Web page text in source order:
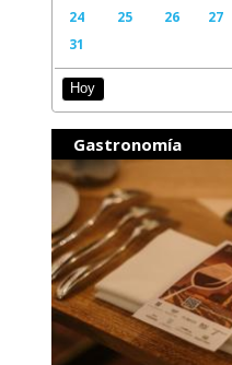
24
25 26 27
31
Hoy
Gastronomía